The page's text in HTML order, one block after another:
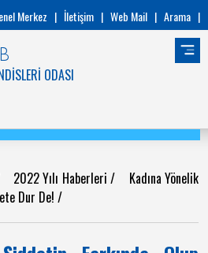
Merkez | İletişim | Web Mail | Arama |
ODASI
2022 Yılı Haberleri/ Kadına Yönelik
Dur De! /